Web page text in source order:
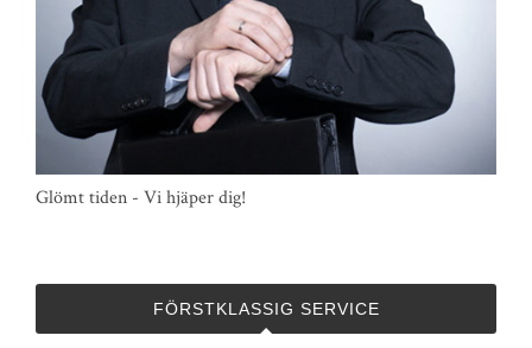
Glömt tiden - Vi hjäper dig!
FÖRSTKLASSIG SERVICE